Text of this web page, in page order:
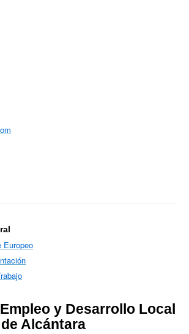
Europeo
y Desarrollo Local
Alcántara